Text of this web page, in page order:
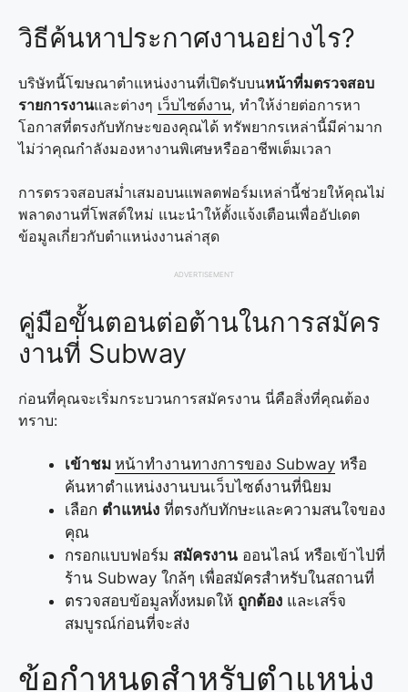
วิธีค้นหาประกาศงานอย่างไร?
บริษัทนี้โฆษณาตำแหน่งงานที่เปิดรับบนหน้าที่มตรวจสอบ
รายการงานและต่างๆ เว็บไซต์งาน, ทำให้ง่ายต่อการหา
โอกาสที่ตรงกับทักษะของคุณได้ ทรัพยากรเหล่านี้มีค่ามาก
ไม่ว่าคุณกำลังมองหางานพิเศษหรืออาชีพเต็มเวลา
การตรวจสอบสม่ำเสมอบนแพลตฟอร์มเหล่านี้ช่วยให้คุณไม่
พลาดงานที่โพสต์ใหม่ แนะนำให้ตั้งแจ้งเตือนเพื่ออัปเดต
ข้อมูลเกี่ยวกับตำแหน่งงานล่าสุด
ADVERTISEMENT
คู่มือขั้นตอนต่อต้านในการสมัคร
งานที่ Subway
ก่อนที่คุณจะเริ่มกระบวนการสมัครงาน นี่คือสิ่งที่คุณต้อง
ทราบ:
เข้าชม หน้าทำงานทางการของ Subway หรือ
ค้นหาตำแหน่งงานบนเว็บไซต์งานที่นิยม
เลือก ตำแหน่ง ที่ตรงกับทักษะและความสนใจของ
คุณ
กรอกแบบฟอร์ม สมัครงาน ออนไลน์ หรือเข้าไปที่
ร้าน Subway ใกล้ๆ เพื่อสมัครสำหรับในสถานที่
ตรวจสอบข้อมูลทั้งหมดให้ ถูกต้อง และเสร็จ
สมบูรณ์ก่อนที่จะส่ง
ข้อกำหนดสำหรับตำแหน่ง